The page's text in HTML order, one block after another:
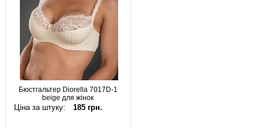
Бюстгальтер Diorella 7017D-1
beige для жінок
Ціна за штуку: 185 грн.